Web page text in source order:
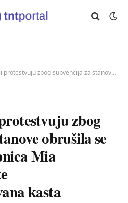
za stanove obrušila se državna zastupnica Mia Abazović: Vi ste hiperprivilegovana kasta
zbog
obrušila se
Mia
kasta